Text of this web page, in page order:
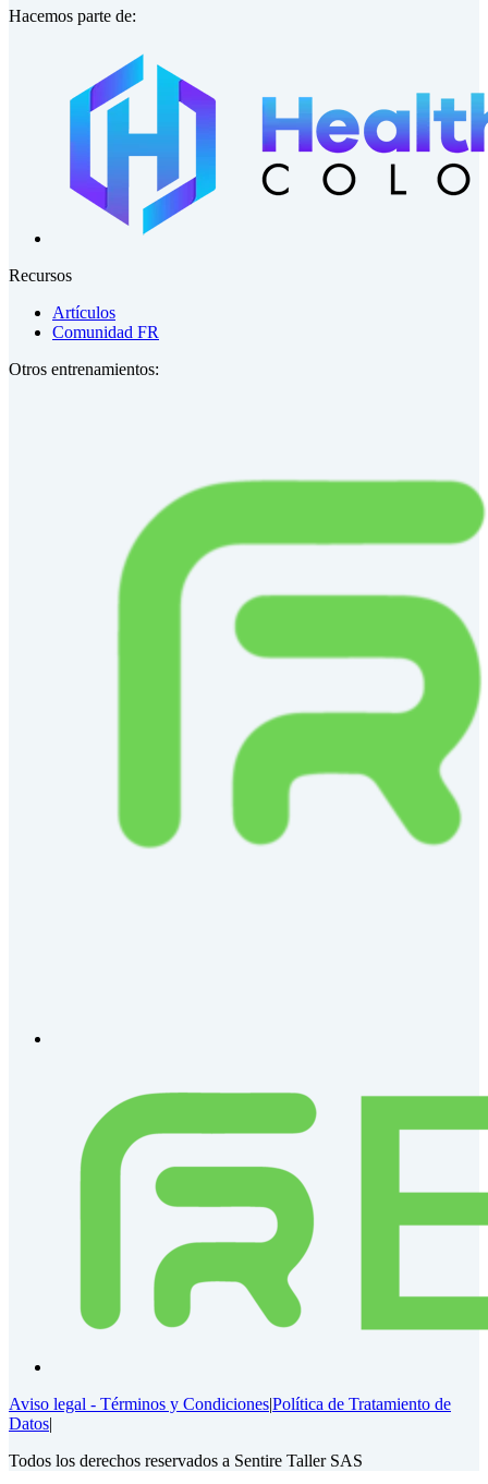
Hacemos parte de:
Recursos
Artículos
Comunidad FR
Otros entrenamientos:
Aviso legal - Términos y Condiciones|Política de Tratamiento de
Datos|
Todos los derechos reservados a Sentire Taller SAS